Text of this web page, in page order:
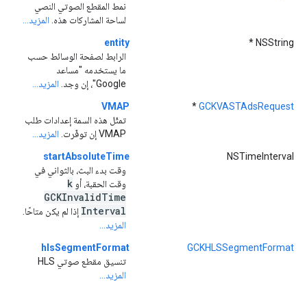
نمط المقطع الصوتي النصي
لساحة المشاركات هذه. المزيد...
NSString *
entity
الرابط لصفحة الوسائط حسب
ما يستخدمه "مساعد
Google"، إن وجد.
المزيد...
GCKVASTAdsRequest
*
VMAP
تمثّل هذه السمة إعدادات طلب
VMAP إن توفّرت.
المزيد...
NSTimeInterval
startAbsoluteTime
وقت بدء البث، بالثواني في
وقت الحقبة، أو k
GCKInvalidTime
Interval إذا لم يكن متاحًا.
المزيد...
GCKHLSSegmentFormat
hlsSegmentFormat
تنسيق مقطع صوتي HLS
المزيد...